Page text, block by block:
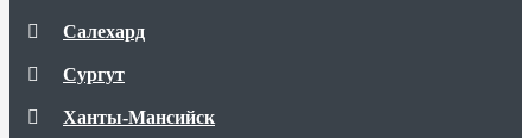
Салехард
Сургут
Ханты-Мансийск